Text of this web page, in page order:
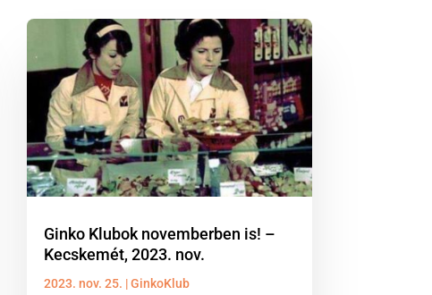
Ginko Klubok novemberben is! –
Kecskemét, 2023. nov.
2023. nov. 25. |GinkoKlub